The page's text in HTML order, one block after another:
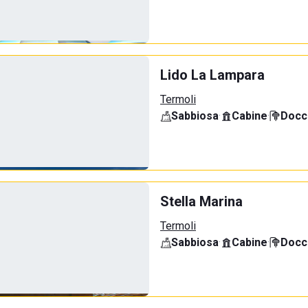
Lido La Lampara
Termoli
Sabbiosa· Cabine·
Stella Marina
Termoli
Sabbiosa· Cabine·